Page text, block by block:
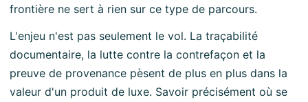
frontière ne sert à rien sur ce type de parcours.
L'enjeu n'est pas seulement le vol. La traçabilité
documentaire, la lutte contre la contrefaçon et la
preuve de provenance pèsent de plus en plus dans la
valeur d'un produit de luxe. Savoir précisément où se